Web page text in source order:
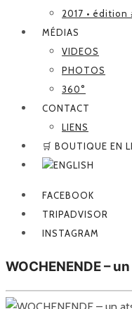
2017 • édition
MÉDIAS
VIDEOS
PHOTOS
360°
CONTACT
LIENS
🛒 BOUTIQUE EN
FACEBOOK
TRIPADVISOR
INSTAGRAM
WOCHENENDE –